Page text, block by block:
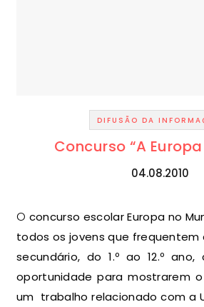
DIFUSÃO DA
Concurso “A
04.08.2010
O concurso escolar Europa no Mundo é destinado a
todos os jovens que frequentem
secundário, do 1.º ao 12.º
oportunidade para mostrarem
um trabalho relacionado com a